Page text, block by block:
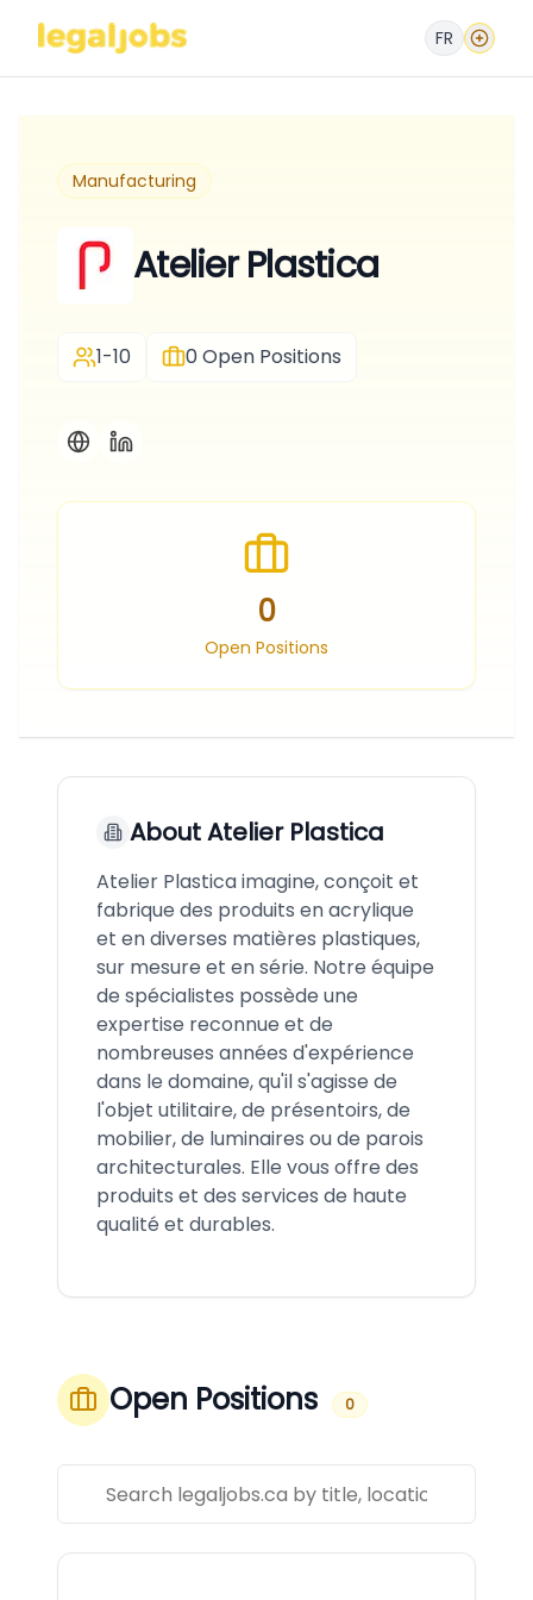
FR
Manufacturing
Atelier Plastica
1-10 0Open Positions
0
Open Positions
AboutAtelier Plastica
Atelier Plastica imagine, conçoit et
fabrique des produits en acrylique
et en diverses matières plastiques,
sur mesure et en série. Notre équipe
de spécialistes possède une
expertise reconnue et de
nombreuses années d'expérience
dans le domaine, qu'il s'agisse de
l'objet utilitaire, de présentoirs, de
mobilier, de luminaires ou de parois
architecturales. Elle vous offre des
produits et des services de haute
qualité et durables.
Open Positions 0